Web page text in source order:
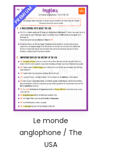
PREMIUM
Le monde
anglophone / The
USA